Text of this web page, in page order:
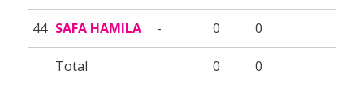
44 SAFA HAMILA - 0 0
Total 0 0